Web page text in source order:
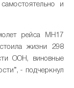
и
рейса МН17
жизни 298
ООН, виновные
- подчеркнул